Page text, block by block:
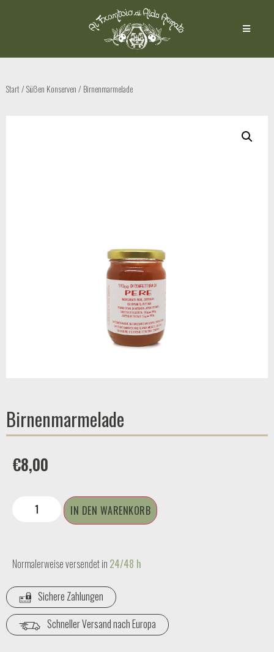
Start/Süßen Konserven/ Birnenmarmelade
Birnenmarmelade
€8,00
IN DEN WARENKORB
Normalerweise versendet in 24/48 h
Sichere Zahlungen
Schneller Versand nach Europa